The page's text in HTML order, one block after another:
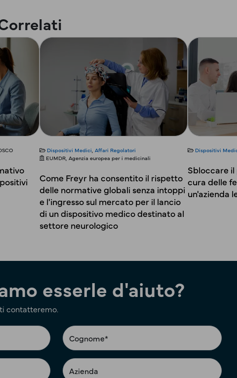
Dispositivi Medici Affari Regolatori
EUMDR, Agenzia europea per i medicinali
Come Freyr ha consentito il rispetto
delle normative globali senza intoppi
e l'ingresso sul mercato per il lancio
di un dispositivo medico destinato al
settore neurologico
Dispositivi
Sbloccare
cura delle
un'azienda
esserle d'aiuto?
contatteremo.